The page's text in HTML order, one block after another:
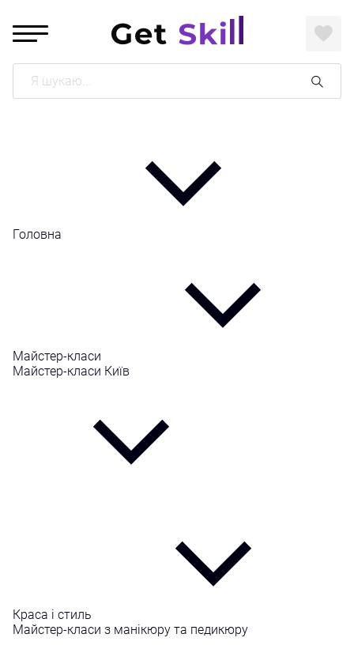
Поиск
Головна
Майстер-класи
Майстер-класи Київ
Краса і стиль
Майстер-класи з манікюру та педикюру